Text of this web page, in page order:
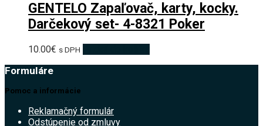
GENTELO Zapaľovač, karty, kocky.
Darčekový set- 4-8321 Poker
10.00€ s DPH
Formuláre
Pomoc a informácie
Reklamačný formulár
Odstúpenie od zmluvy